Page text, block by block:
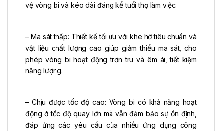
vệ vòng bi và kéo dài đáng kể tuổi thọ làm việc.
– Ma sát thấp: Thiết kế tối ưu với khe hở tiêu chuẩn và
vật liệu chất lượng cao giúp giảm thiểu ma sát, cho
phép vòng bi hoạt động trơn tru và êm ái, tiết kiệm
năng lượng.
– Chịu được tốc độ cao: Vòng bi có khả năng hoạt
động ở tốc độ quay lớn mà vẫn đảm bảo sự ổn định,
đáp ứng các yêu cầu của nhiều ứng dụng công